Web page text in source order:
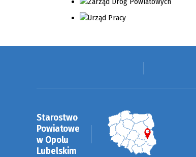
Starostwo
Powiatowe
w Opolu
Lubelskim